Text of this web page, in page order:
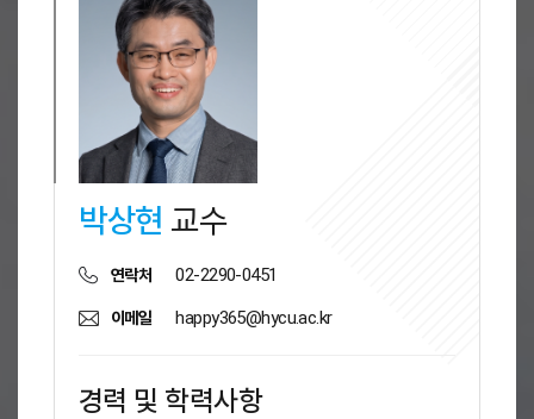
박상현 교수
연락처 02-2290-0451
이메일 happy365@hycu.ac.kr
경력 및 학력사항